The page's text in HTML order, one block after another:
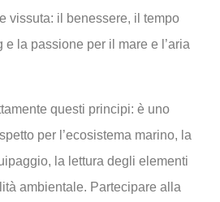
vissuta: il benessere, il tempo
e la passione per il mare e l’aria
questi principi: è uno
per l’ecosistema marino, la
la lettura degli elementi
ambientale. Partecipare alla